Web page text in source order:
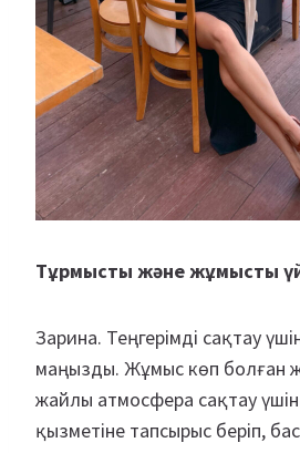
Тұрмысты және жұмысты
Зарина. Теңгерімді сақтау
маңызды. Жұмыс көп болған
жайлы атмосфера сақтау
қызметіне тапсырыс беріп,